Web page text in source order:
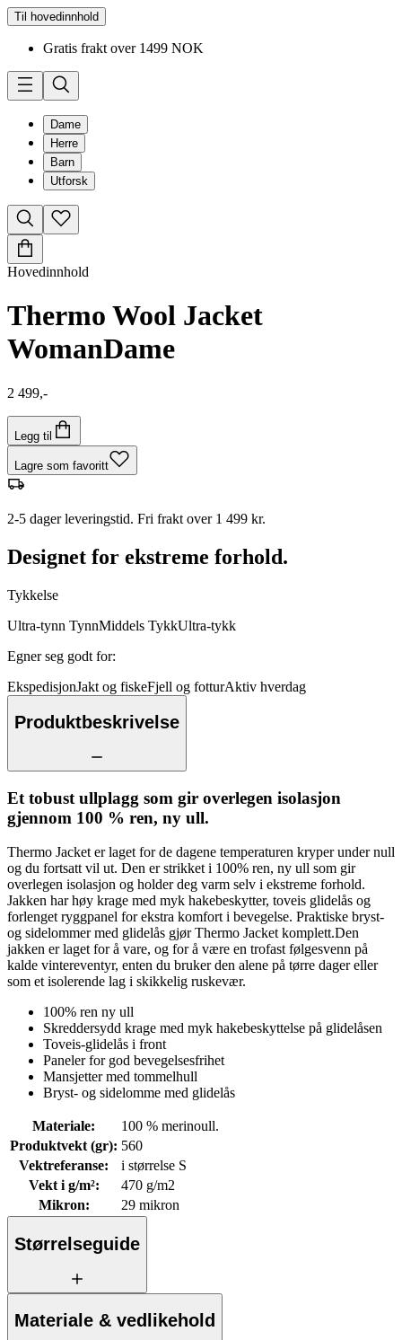
Til hovedinnhold
Gratis frakt over 1499 NOK
Dame
Herre
Barn
Utforsk
Hovedinnhold
Thermo Wool Jacket
WomanDame
2 499,-
Legg til
Lagre som favoritt
2-5 dager leveringstid. Fri frakt over 1 499 kr.
Designet for ekstreme forhold.
Tykkelse
Ultra-tynn TynnMiddels TykkUltra-tykk
Egner seg godt for:
EkspedisjonJakt og fiskeFjell og fotturAktiv hverdag
Produktbeskrivelse
Et tobust ullplagg som gir overlegen isolasjon
gjennom 100 % ren, ny ull.
Thermo Jacket er laget for de dagene temperaturen kryper under null
og du fortsatt vil ut. Den er strikket i 100% ren, ny ull som gir
overlegen isolasjon og holder deg varm selv i ekstreme forhold.
Jakken har høy krage med myk hakebeskytter, toveis glidelås og
forlenget ryggpanel for ekstra komfort i bevegelse. Praktiske bryst-
og sidelommer med glidelås gjør Thermo Jacket komplett.Den
jakken er laget for å vare, og for å være en trofast følgesvenn på
kalde vintereventyr, enten du bruker den alene på tørre dager eller
som et isolerende lag i skikkelig ruskevær.
100% ren ny ull
Skreddersydd krage med myk hakebeskyttelse på glidelåsen
Toveis-glidelås i front
Paneler for god bevegelsesfrihet
Mansjetter med tommelhull
Bryst- og sidelomme med glidelås
Materiale:
100 % merinoull.
Produktvekt (gr): 560
Vektreferanse:
i størrelse S
Vekt i g/m²:
470 g/m2
Mikron: 29 mikron
Størrelseguide
Materiale & vedlikehold